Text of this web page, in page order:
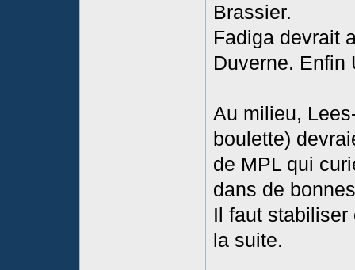
Brassier.
Fadiga devrait
Duverne. Enfin
Au milieu,
boulette)
de MPL qui
dans de
Il faut
la suite.